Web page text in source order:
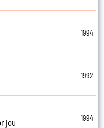
1994
1992
jou
1994